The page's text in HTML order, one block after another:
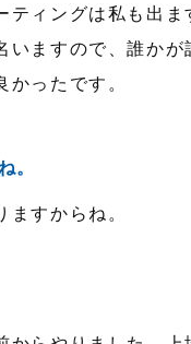
ティングは私も出
ますので、誰か
ったです。
。
すからね。